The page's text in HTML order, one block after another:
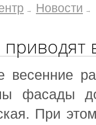
Новости
весенние
фасады
При